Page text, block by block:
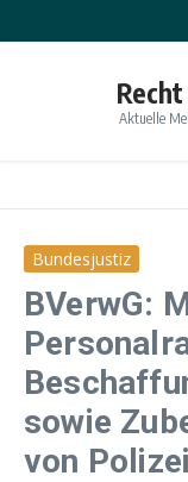
Aktuelle
Bundesjustiz
BVerwG:
sowie
von